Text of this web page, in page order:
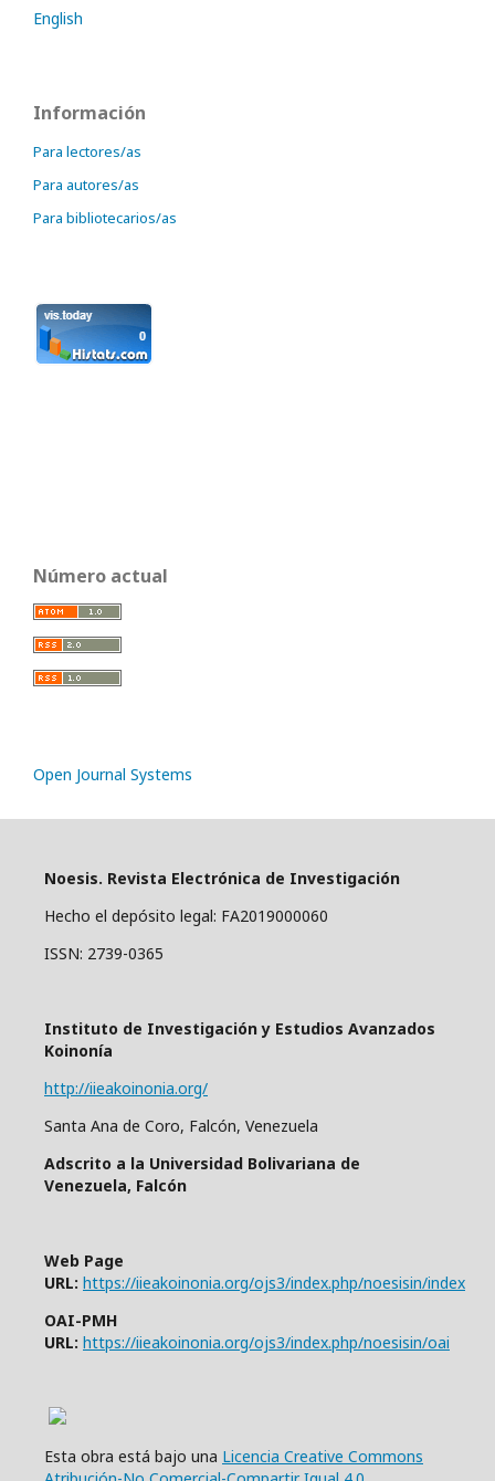
English
Información
Para lectores/as
Para autores/as
Para bibliotecarios/as
Número actual
Open Journal Systems
Noesis. Revista Electrónica de Investigación
Hecho el depósito legal: FA2019000060
ISSN: 2739-0365
Instituto de Investigación y Estudios Avanzados
Koinonía
http://iieakoinonia.org/
Santa Ana de Coro, Falcón, Venezuela
Adscrito a la Universidad Bolivariana de
Venezuela, Falcón
Web Page
URL: https://iieakoinonia.org/ojs3/index.php/noesisin/index
OAI-PMH
URL: https://iieakoinonia.org/ojs3/index.php/noesisin/oai
Esta obra está bajo una Licencia Creative Commons